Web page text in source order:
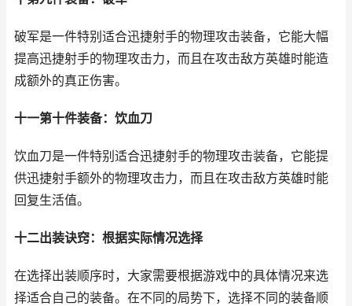
破军是一件特别适合迅捷射手的物理攻击装备，它能大幅
提高迅捷射手的物理攻击力，而且在攻击敌方英雄时能造
成额外的真正伤害。
十一第十件装备：饮血刀
饮血刀是一件特别适合迅捷射手的物理攻击装备，它能提
供迅捷射手额外的物理攻击力，而且在攻击敌方英雄时能
回复生活值。
十二出装诀窍：根据实际情况选择
在选择出装顺序时，大家需要根据游戏中的具体情况来选
择适合自己的装备。在不同的局势下，选择不同的装备顺